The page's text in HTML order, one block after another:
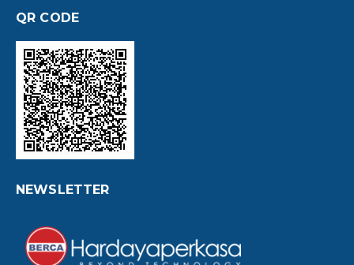
QR CODE
NEWSLETTER